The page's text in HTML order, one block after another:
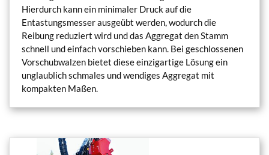
Hierdurch kann ein minimaler Druck auf die
Entastungsmesser ausgeübt werden, wodurch die
Reibung reduziert wird und das Aggregat den Stamm
schnell und einfach vorschieben kann. Bei geschlossenen
Vorschubwalzen bietet diese einzigartige Lösung ein
unglaublich schmales und wendiges Aggregat mit
kompakten Maßen.